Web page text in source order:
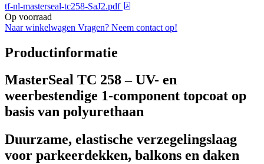
tf-nl-masterseal-tc258-SaJ2.pdf
Op voorraad
Naar winkelwagen Vragen? Neem contact op!
Productinformatie
MasterSeal TC 258 – UV- en
weerbestendige 1-component topcoat op
basis van polyurethaan
Duurzame, elastische verzegelingslaag
voor parkeerdekken, balkons en daken